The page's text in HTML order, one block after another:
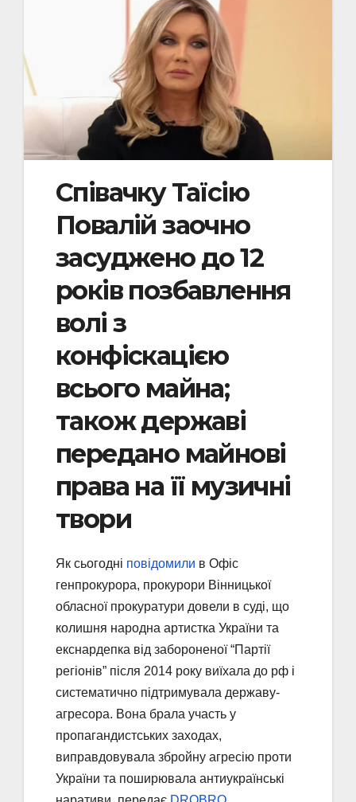
Співачку Таїсію
Повалій заочно
засуджено до 12
років позбавлення
волі з
конфіскацією
всього майна;
також державі
передано майнові
права на її музичні
твори
Як сьогодні повідомили в Офіс
генпрокурора, прокурори Вінницької
обласної прокуратури довели в суді, що
колишня народна артистка України та
екснардепка від забороненої “Партії
регіонів” після 2014 року виїхала до рф і
систематично підтримувала державу-
агресора. Вона брала участь у
пропагандистських заходах,
виправдовувала збройну агресію проти
України та поширювала антиукраїнські